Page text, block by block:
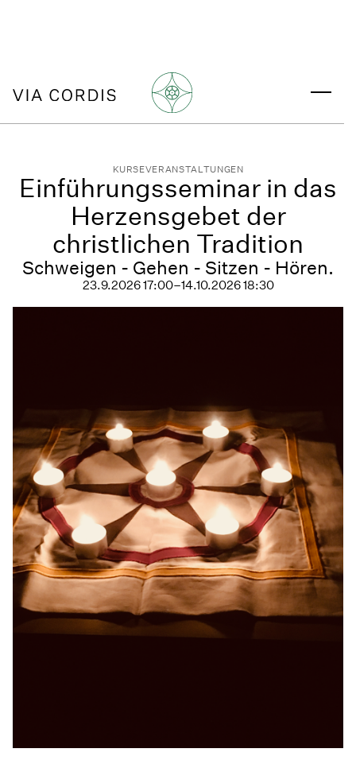
KURSEVERANSTALTUNGEN
Einführungsseminar in das
Herzensgebet der
christlichen Tradition
Schweigen - Gehen - Sitzen - Hören.
23.9.2026 17:00–14.10.2026 18:30